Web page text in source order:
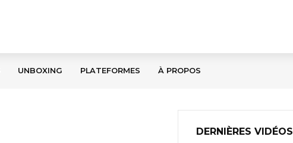
UNBOXING PLATEFORMES À PROPOS
DERNIÈRES VIDÉOS